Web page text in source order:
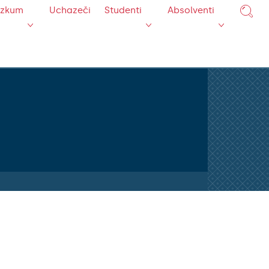
Uchazeči Studenti Absolventi